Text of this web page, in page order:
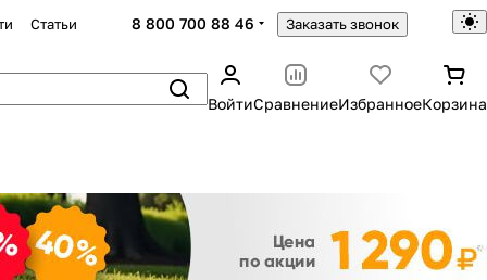
Статьи 8 800 700 88 46 Заказать звонок
ВойтиСравнениеИзбранноеКорзина